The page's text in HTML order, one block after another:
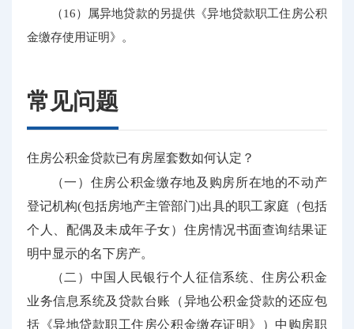
（16）属异地贷款的另提供《异地贷款职工住房公积
金缴存使用证明》。
常见问题
住房公积金贷款已有房屋套数如何认定？
（一）住房公积金缴存地及购房所在地的不动产
登记机构(包括房地产主管部门)出具的职工家庭（包括
个人、配偶及未成年子女）住房情况书面查询结果证
明中显示的名下房产。
（二）中国人民银行个人征信系统、住房公积金
业务信息系统及贷款台账（异地公积金贷款的还应包
括《异地贷款职工住房公积金缴存证明》）中购房职